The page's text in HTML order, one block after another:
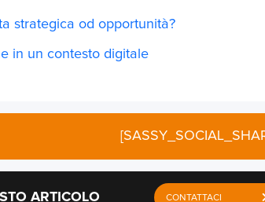
strategica od opportunità?
in un contesto digitale
ARTICOLO CONTATTACI